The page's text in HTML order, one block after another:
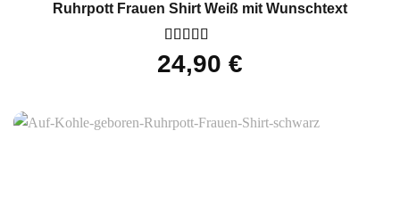
Ruhrpott Frauen Shirt Weiß mit Wunschtext
Bewertet
mit5von 5
24,90 €